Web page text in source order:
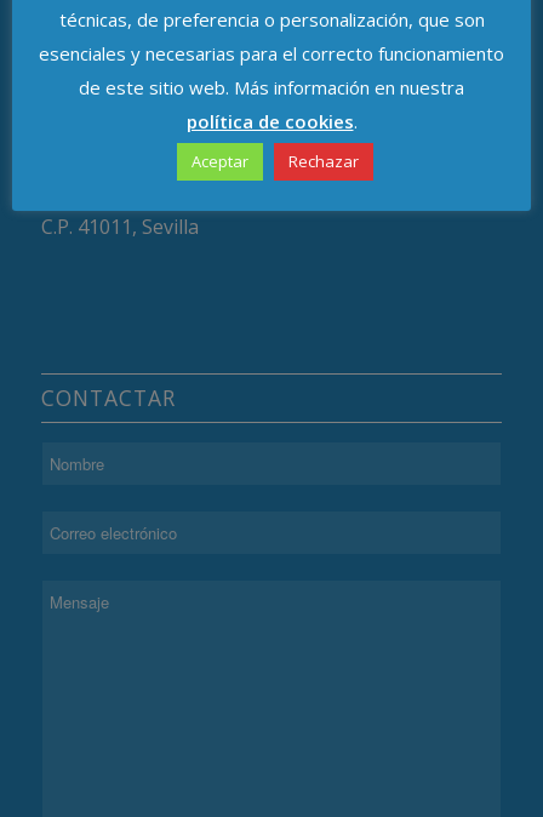
ASOCIACIÓN DE DELEGADOS DE
PROTECCIÓN DE DATOS DE ANDALUCÍA
Avenida de República Argentina, n.º 37
C.P. 41011, Sevilla
CONTACTAR
técnicas, de preferencia o personalización, que son
esenciales y necesarias para el correcto funcionamiento
de este sitio web. Más información en nuestra
política de cookies.
Aceptar Rechazar